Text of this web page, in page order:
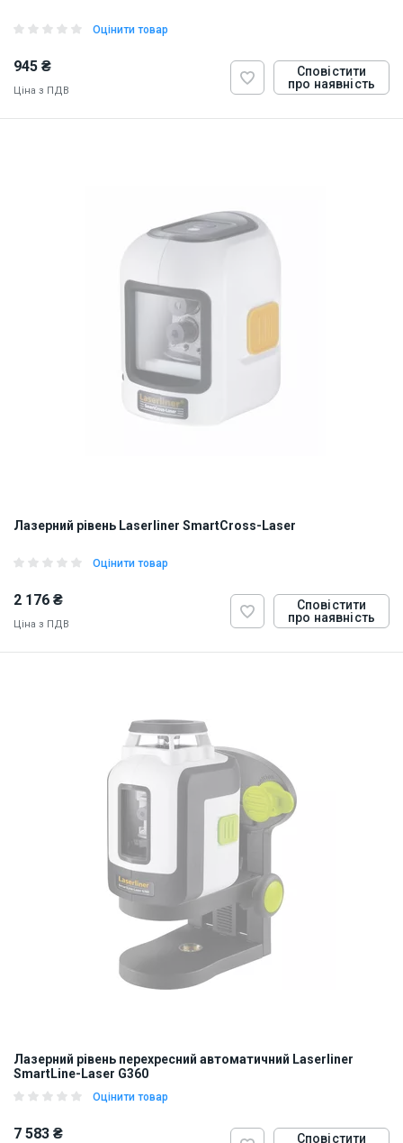
Оцінити товар
945 ₴
Ціна з ПДВ
Сповістити
про наявність
Лазерний рівень Laserliner SmartCross-Laser
Оцінити товар
2 176 ₴
Ціна з ПДВ
Сповістити
про наявність
Лазерний рівень перехресний автоматичний Laserliner
SmartLine-Laser G360
Оцінити товар
7 583 ₴ Сповістити